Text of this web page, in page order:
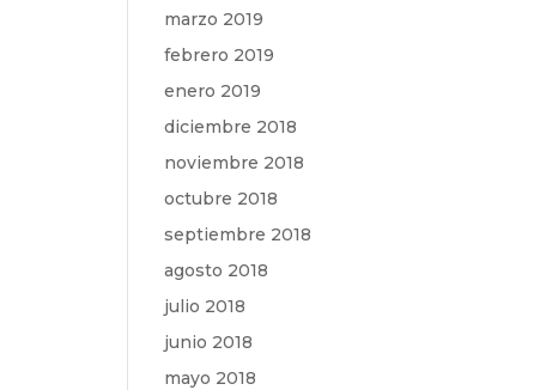
marzo 2019
febrero 2019
enero 2019
diciembre 2018
noviembre 2018
octubre 2018
septiembre 2018
agosto 2018
julio 2018
junio 2018
mayo 2018